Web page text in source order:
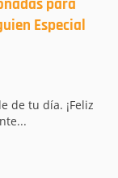
para
Especial
de tu día. ¡Feliz